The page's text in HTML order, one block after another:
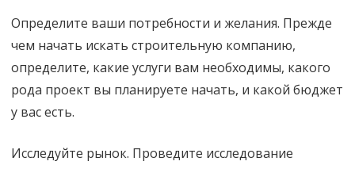
Определите ваши потребности и желания. Прежде
чем начать искать строительную компанию,
определите, какие услуги вам необходимы, какого
рода проект вы планируете начать, и какой бюджет
у вас есть.
Исследуйте рынок. Проведите исследование